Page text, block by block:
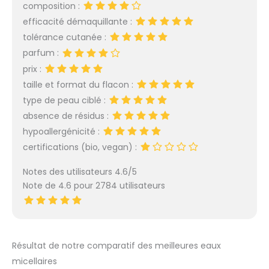
DOUCEUR : L'eau
micellaire Garnier
démaquille et apaise
laisser de résidus*
grâce aux micelles qui
permettent de nettoyer
la peau en douceur.
FORMULE HYDRATANTE
100% VEGAN : Vegan et
Free, cette formule
hypoallergénique sans
hydratante, un actif
composition :
efficacité démaquillante :
tolérance cutanée :
parfum :
prix :
taille et format du flacon :
type de peau ciblé :
absence de résidus :
hypoallergénicité :
certifications (bio, vegan) :
Notes des utilisateurs 4.6/5
Note de 4.6 pour 2784 utilisateurs
Résultat de notre comparatif des meilleures eaux
micellaires